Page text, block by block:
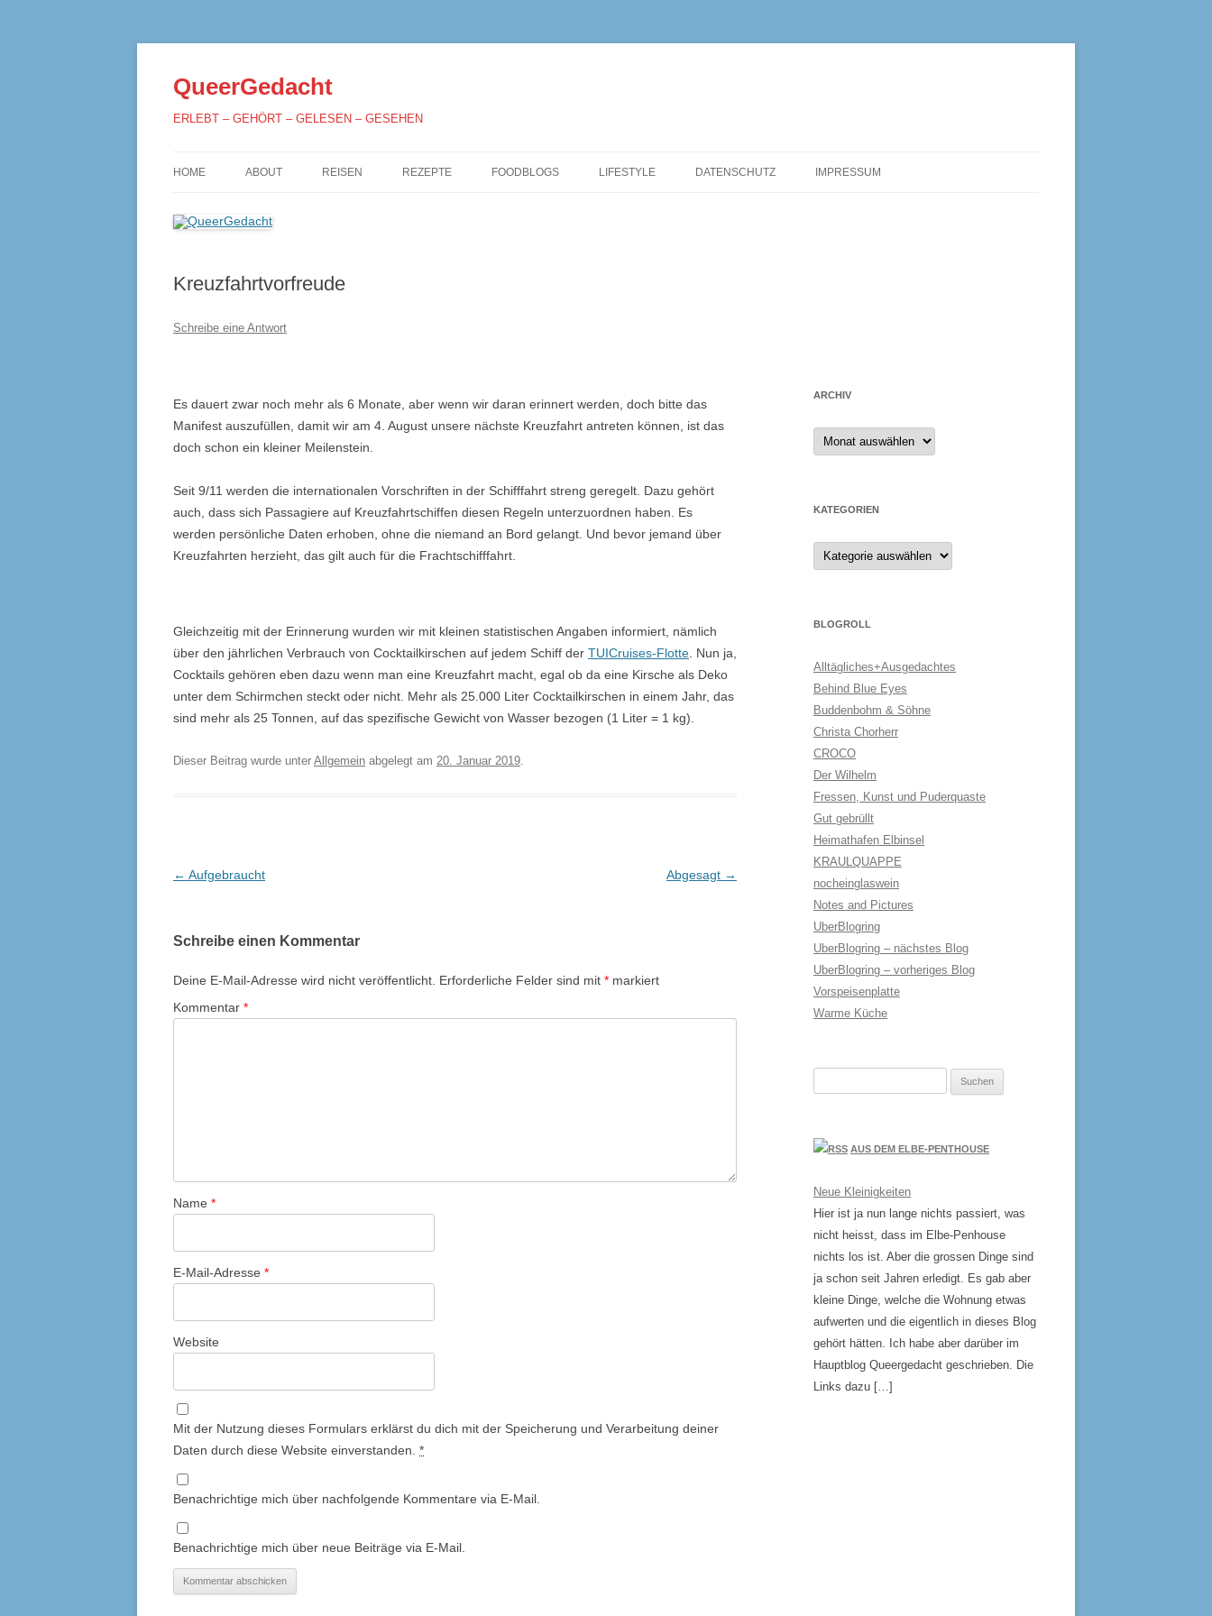
QueerGedacht
ERLEBT – GEHÖRT – GELESEN – GESEHEN
zum
HOME ABOUT REISEN REZEPTE FOODBLOGS LIFESTYLE DATENSCHUTZ IMPRESSUM
Kreuzfahrtvorfreude
Schreibe eine Antwort
Es dauert zwar noch mehr als 6 Monate, aber wenn wir daran erinnert werden, doch bitte das
Manifest auszufüllen, damit wir am 4. August unsere nächste Kreuzfahrt antreten können, ist das
doch schon ein kleiner Meilenstein.
Seit 9/11 werden die internationalen Vorschriften in der Schifffahrt streng geregelt. Dazu gehört
auch, dass sich Passagiere auf Kreuzfahrtschiffen diesen Regeln unterzuordnen haben. Es
werden persönliche Daten erhoben, ohne die niemand an Bord gelangt. Und bevor jemand über
Kreuzfahrten herzieht, das gilt auch für die Frachtschifffahrt.
Gleichzeitig mit der Erinnerung wurden wir mit kleinen statistischen Angaben informiert, nämlich
über den jährlichen Verbrauch von Cocktailkirschen auf jedem Schiff der TUICruises-Flotte . Nun ja,
Cocktails gehören eben dazu wenn man eine Kreuzfahrt macht, egal ob da eine Kirsche als Deko
unter dem Schirmchen steckt oder nicht. Mehr als 25.000 Liter Cocktailkirschen in einem Jahr, das
sind mehr als 25 Tonnen, auf das spezifische Gewicht von Wasser bezogen (1 Liter = 1 kg).
Dieser Beitrag wurde unter Allgemein abgelegt am 20. Januar 2019.
Beitrags-
← Aufgebraucht Abgesagt →
Schreibe einen Kommentar
Deine E-Mail-Adresse wird nicht veröffentlicht. Erforderliche Felder sind mit * markiert
Kommentar *
Name *
E-Mail-Adresse *
Website
Mit der Nutzung dieses Formulars erklärst du dich mit der Speicherung und Verarbeitung deiner
Daten durch diese Website einverstanden. *
Benachrichtige mich über nachfolgende Kommentare via E-Mail.
Benachrichtige mich über neue Beiträge via E-Mail.
ARCHIV
Archiv
KATEGORIEN
Kategorien
BLOGROLL
Alltägliches+Ausgedachtes
Behind Blue Eyes
Buddenbohm & Söhne
Christa Chorherr
CROCO
Der Wilhelm
Fressen, Kunst und Puderquaste
Gut gebrüllt
Heimathafen Elbinsel
KRAULQUAPPE
nocheinglaswein
Notes and Pictures
UberBlogring
UberBlogring – nächstes Blog
UberBlogring – vorheriges Blog
Vorspeisenplatte
Warme Küche
AUS DEM ELBE-PENTHOUSE
Neue Kleinigkeiten
Hier ist ja nun lange nichts passiert, was
nicht heisst, dass im Elbe-Penhouse
nichts los ist. Aber die grossen Dinge sind
ja schon seit Jahren erledigt. Es gab aber
kleine Dinge, welche die Wohnung etwas
aufwerten und die eigentlich in dieses Blog
gehört hätten. Ich habe aber darüber im
Hauptblog Queergedacht geschrieben. Die
Links dazu […]